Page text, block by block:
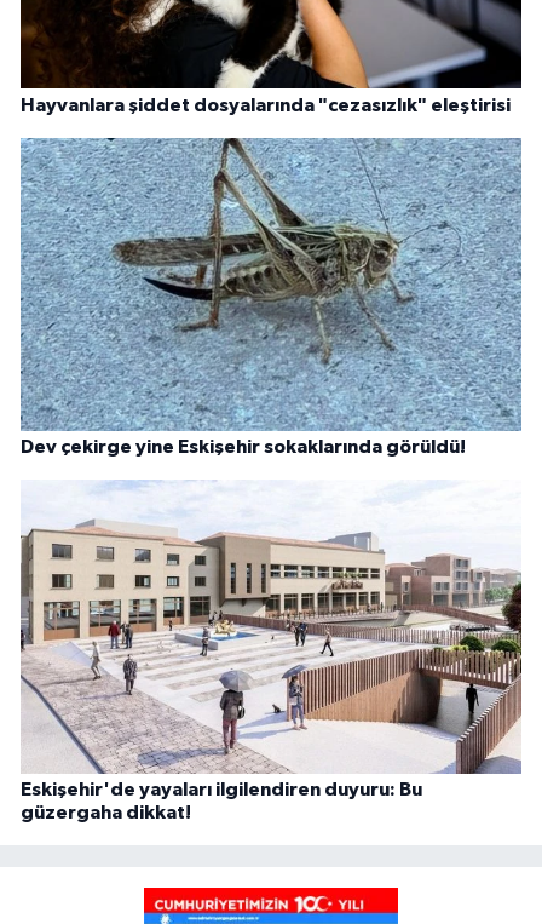
Hayvanlara şiddet dosyalarında "cezasızlık" eleştirisi
Dev çekirge yine Eskişehir sokaklarında görüldü!
Eskişehir'de yayaları ilgilendiren duyuru: Bu
güzergaha dikkat!